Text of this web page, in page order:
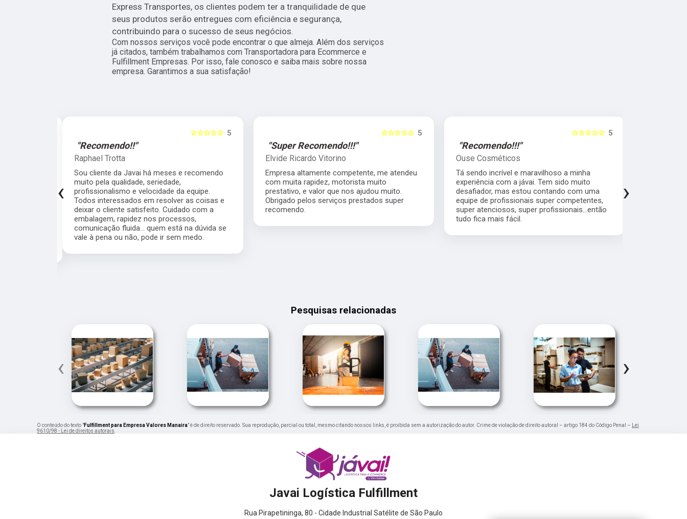
Express Transportes, os clientes podem ter a tranquilidade de que
seus produtos serão entregues com eficiência e segurança,
contribuindo para o sucesso de seus negócios.
Com nossos serviços você pode encontrar o que almeja. Além dos serviços
já citados, também trabalhamos com Transportadora para Ecommerce e
Fulfillment Empresas. Por isso, fale conosco e saiba mais sobre nossa
empresa. Garantimos a sua satisfação!
5
☆☆☆☆☆
"Recomendo!!"
Raphael Trotta
Sou cliente da Javai há meses e recomendo
muito pela qualidade, seriedade,
profissionalismo e velocidade da equipe.
Todos interessados em resolver as coisas e
deixar o cliente satisfeito. Cuidado com a
embalagem, rapidez nos processos,
comunicação fluida... quem está na dúvida se
vale à pena ou não, pode ir sem medo.
5
☆☆☆☆☆
"Super Recomendo!!!"
Elvide Ricardo Vitorino
Empresa altamente competente, me atendeu
com muita rapidez, motorista muito
prestativo, e valor que nos ajudou muito.
Obrigado pelos serviços prestados super
recomendo.
5
☆☆☆☆☆
"Recomendo!!!"
Ouse Cosméticos
Tá sendo incrível e maravilhoso a minha
experiência com a jávai. Tem sido muito
desafiador, mas estou contando com uma
equipe de profissionais super competentes,
super atenciosos, super profissionais...então
tudo fica mais fácil.
‹ ›
Pesquisas relacionadas
‹ ›
O conteúdo do texto "Fulfillment para Empresa Valores Manaira" é de direito reservado. Sua reprodução, parcial ou total, mesmo citando nossos links, é proibida sem a autorização do autor. Crime de violação de direito autoral – artigo 184 do Código Penal –
Lei
9610/98 - Lei de direitos autorais
Javai Logística Fulfillment
Rua Pirapetininga, 80 - Cidade Industrial Satélite de São Paulo